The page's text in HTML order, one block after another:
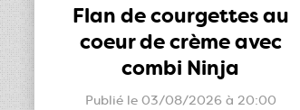
Flan de courgettes au
coeur de crème avec
combi Ninja
Publié le 03/08/2026 à 20:00